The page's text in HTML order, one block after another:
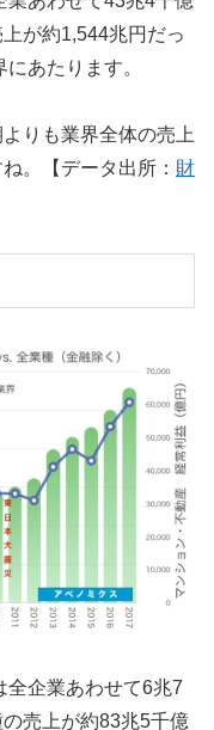
が約1,544兆円だっ
あたります。
りも業界全体の売上
。【データ出所： 財
全企業あわせて6兆7
売上が約83兆5千億